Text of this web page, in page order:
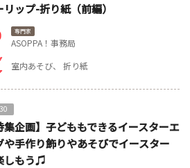
リップ-折り紙（前編）
専門家
ASOPPA！事務局
室内あそび
折り紙
30
集企画】子どももできるイースターエ
や手作り飾りやあそびでイースター
しもう♫